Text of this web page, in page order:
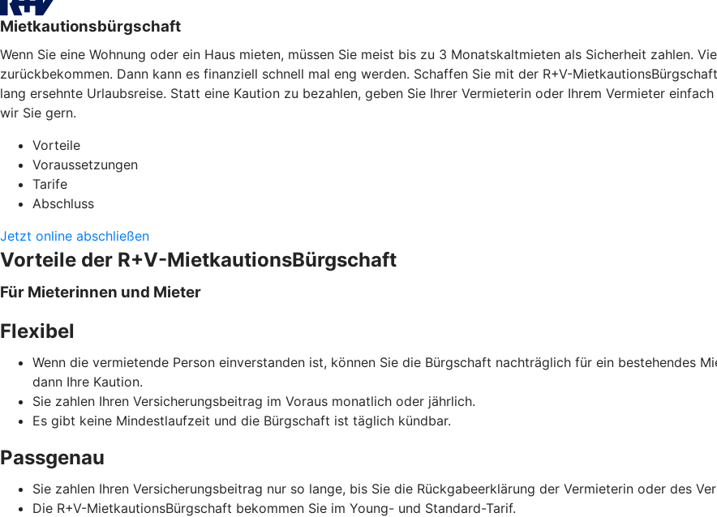
Mietkautionsbürgschaft
Wenn Sie eine Wohnung oder ein Haus mieten, müssen Sie meist bis zu 3 Monatskaltmieten als Sicherheit zahlen.
zurückbekommen. Dann kann es finanziell schnell mal eng werden. Schaffen Sie mit der R+V-
lang ersehnte Urlaubsreise. Statt eine Kaution zu bezahlen, geben Sie Ihrer Vermieterin oder Ihrem Vermieter
wir Sie gern.
Vorteile
Voraussetzungen
Tarife
Abschluss
Jetzt online abschließen
Vorteile der R+V-MietkautionsBürgschaft
Für Mieterinnen und Mieter
Flexibel
Wenn die vermietende Person einverstanden ist, können Sie die Bürgschaft nachträglich für ein bestehendes
dann Ihre Kaution.
Sie zahlen Ihren Versicherungsbeitrag im Voraus monatlich oder jährlich.
Es gibt keine Mindestlaufzeit und die Bürgschaft ist täglich kündbar.
Passgenau
Sie zahlen Ihren Versicherungsbeitrag nur so lange, bis Sie die Rückgabeerklärung der Vermieterin oder des
Die R+V-MietkautionsBürgschaft bekommen Sie im Young- und Standard-Tarif.